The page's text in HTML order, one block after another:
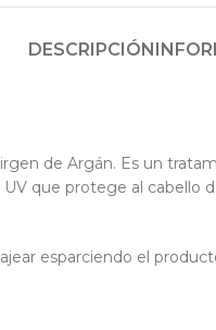
DESCRIPCIÓN
de Argán. Es un
que protege al cabello
esparciendo el